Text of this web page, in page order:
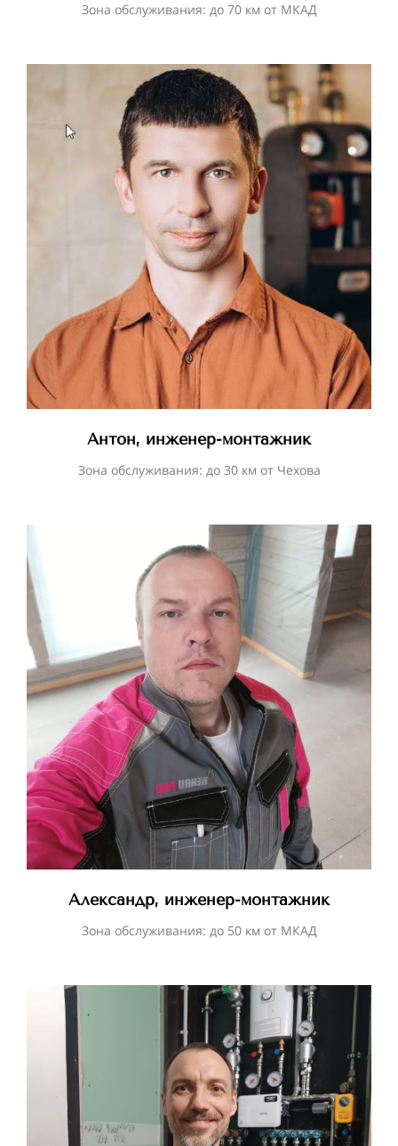
Зона обслуживания: до 70 км от МКАД
Антон, инженер-монтажник
Зона обслуживания: до 30 км от Чехова
Александр, инженер-монтажник
Зона обслуживания: до 50 км от МКАД